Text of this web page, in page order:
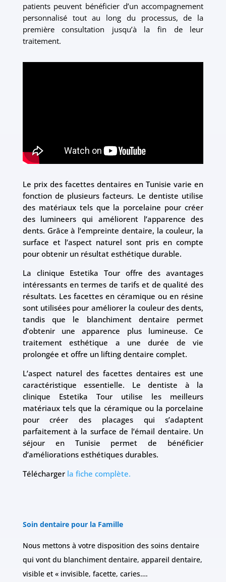
patients peuvent bénéficier d’un accompagnement
personnalisé tout au long du processus, de la
première consultation jusqu’à la fin de leur
traitement.
Le prix des facettes dentaires en Tunisie varie en
fonction de plusieurs facteurs. Le dentiste utilise
des matériaux tels que la porcelaine pour créer
des lumineers qui améliorent l’apparence des
dents. Grâce à l’empreinte dentaire, la couleur, la
surface et l’aspect naturel sont pris en compte
pour obtenir un résultat esthétique durable.
La clinique Estetika Tour offre des avantages
intéressants en termes de tarifs et de qualité des
résultats. Les facettes en céramique ou en résine
sont utilisées pour améliorer la couleur des dents,
tandis que le blanchiment dentaire permet
d’obtenir une apparence plus lumineuse. Ce
traitement esthétique a une durée de vie
prolongée et offre un lifting dentaire complet.
L’aspect naturel des facettes dentaires est une
caractéristique essentielle. Le dentiste à la
clinique Estetika Tour utilise les meilleurs
matériaux tels que la céramique ou la porcelaine
pour créer des placages qui s’adaptent
parfaitement à la surface de l’émail dentaire. Un
séjour en Tunisie permet de bénéficier
d’améliorations esthétiques durables.
Télécharger la fiche complète.
Soin dentaire pour la Famille
Nous mettons à votre disposition des soins dentaire
qui vont du blanchiment dentaire, appareil dentaire,
visible et « invisible, facette, caries….